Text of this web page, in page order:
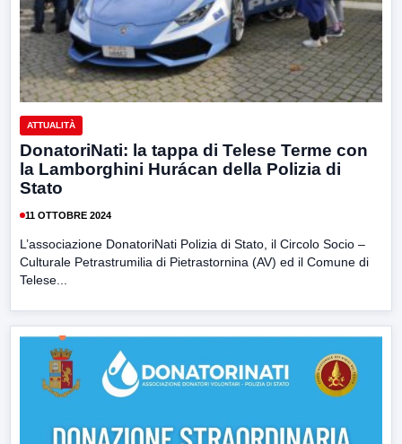
ATTUALITÀ
DonatoriNati: la tappa di Telese Terme con
la Lamborghini Hurácan della Polizia di
Stato
11 OTTOBRE 2024
L’associazione DonatoriNati Polizia di Stato, il Circolo Socio –
Culturale Petrastrumilia di Pietrastornina (AV) ed il Comune di
Telese...